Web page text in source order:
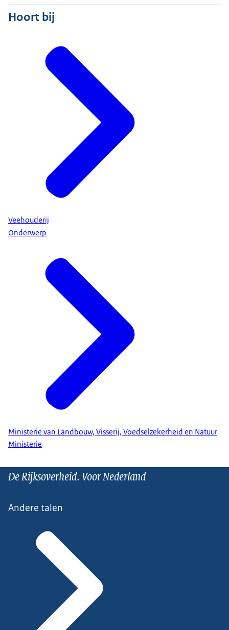
Hoort bij
Veehouderij
Onderwerp
Ministerie van Landbouw, Visserij, Voedselzekerheid en Natuur
Ministerie
De Rijksoverheid. Voor Nederland
Andere talen